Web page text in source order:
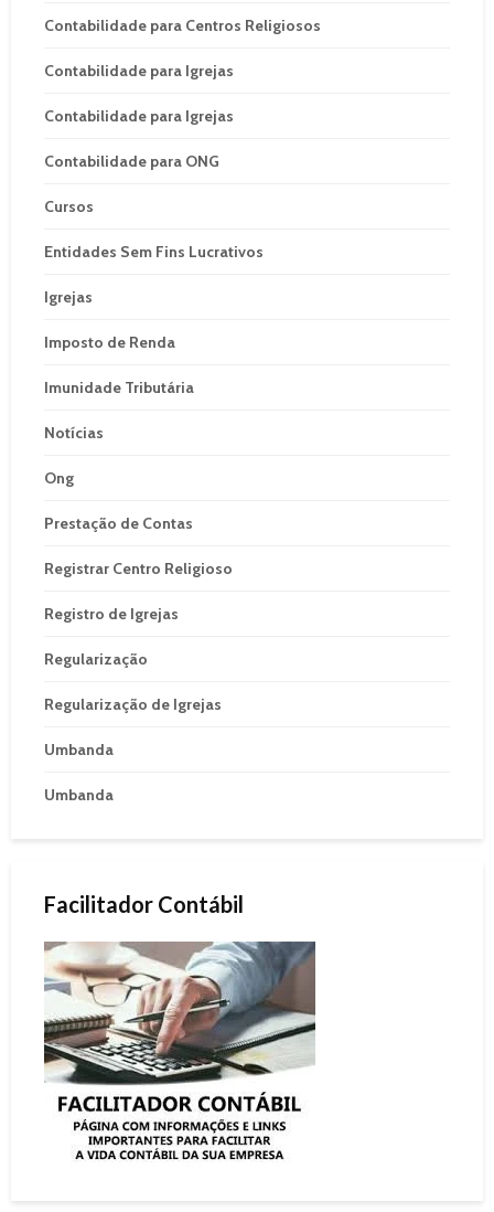
Contabilidade para Centros Religiosos
Contabilidade para Igrejas
Contabilidade para Igrejas
Contabilidade para ONG
Cursos
Entidades Sem Fins Lucrativos
Igrejas
Imposto de Renda
Imunidade Tributária
Notícias
Ong
Prestação de Contas
Registrar Centro Religioso
Registro de Igrejas
Regularização
Regularização de Igrejas
Umbanda
Umbanda
Facilitador Contábil